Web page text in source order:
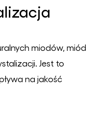
miodów, miód
Jest to
na jakość